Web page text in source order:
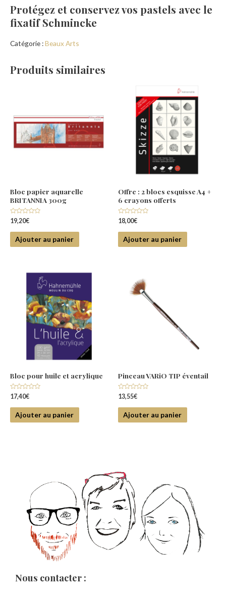
Protégez et conservez vos pastels avec le
fixatif Schmincke
Catégorie :Beaux Arts
Produits similaires
Bloc papier aquarelle
BRITANNIA 300g
Note
0
sur
19,20€
Ajouter au panier
Offre : 2 blocs esquisse A4 +
6 crayons offerts
Note
0
sur
18,00€
Ajouter au panier
Bloc pour huile et acrylique
Note
0
sur
17,40€
Ajouter au panier
Pinceau VARiO TIP éventail
Note
0
sur
13,55€
Ajouter au panier
Nous contacter :